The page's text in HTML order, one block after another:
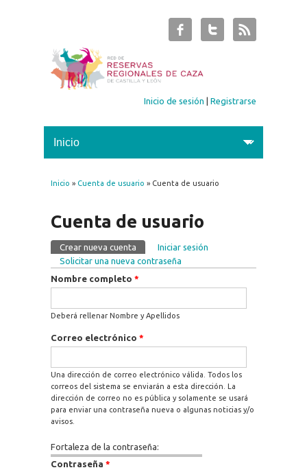
Inicio de sesión |Registrarse
Se encuentra usted aquí
Inicio » Cuenta de usuario » Cuenta de usuario
Cuenta de usuario
Solapas principales
Crear nueva cuenta (solapa activa)
Iniciar sesión
Solicitar una nueva contraseña
Nombre completo *
Deberá rellenar Nombre y Apellidos
Correo electrónico *
Una dirección de correo electrónico válida. Todos los
correos del sistema se enviarán a esta dirección. La
dirección de correo no es pública y solamente se usará
para enviar una contraseña nueva o algunas noticias y/o
avisos.
Fortaleza de la contraseña:
Contraseña *